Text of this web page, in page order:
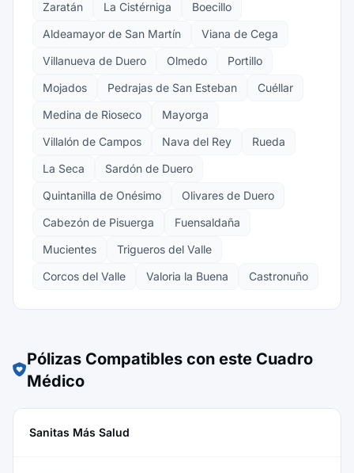
Zaratán La Cistérniga
Boecillo
Aldeamayor de San Martín
Viana de Cega
Villanueva de Duero
Olmedo
Portillo
Mojados
Pedrajas de San Esteban
Cuéllar
Medina de Rioseco
Mayorga
Villalón de Campos
Nava del Rey
Rueda
La Seca
Sardón de Duero
Quintanilla de Onésimo
Olivares de Duero
Cabezón de Pisuerga
Fuensaldaña
Mucientes
Trigueros del Valle
Corcos del Valle
Valoria la Buena Castronuño
Pólizas Compatibles con este Cuadro
Médico
Sanitas Más Salud